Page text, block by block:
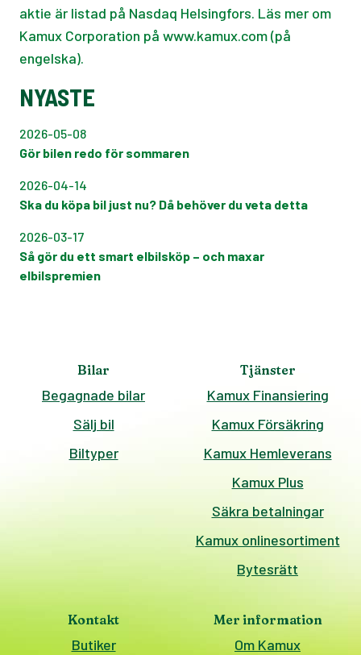
aktie är listad på Nasdaq Helsingfors. Läs mer om
Kamux Corporation på www.kamux.com (på
engelska).
NYASTE
2026-05-08
Gör bilen redo för sommaren
2026-04-14
Ska du köpa bil just nu? Då behöver du veta detta
2026-03-17
Så gör du ett smart elbilsköp – och maxar
elbilspremien
Bilar
Begagnade bilar
Sälj bil
Biltyper
Tjänster
Kamux Finansiering
Kamux Försäkring
Kamux Hemleverans
Kamux Plus
Säkra betalningar
Kamux onlinesortiment
Bytesrätt
Kontakt
Butiker
Mer information
Om Kamux